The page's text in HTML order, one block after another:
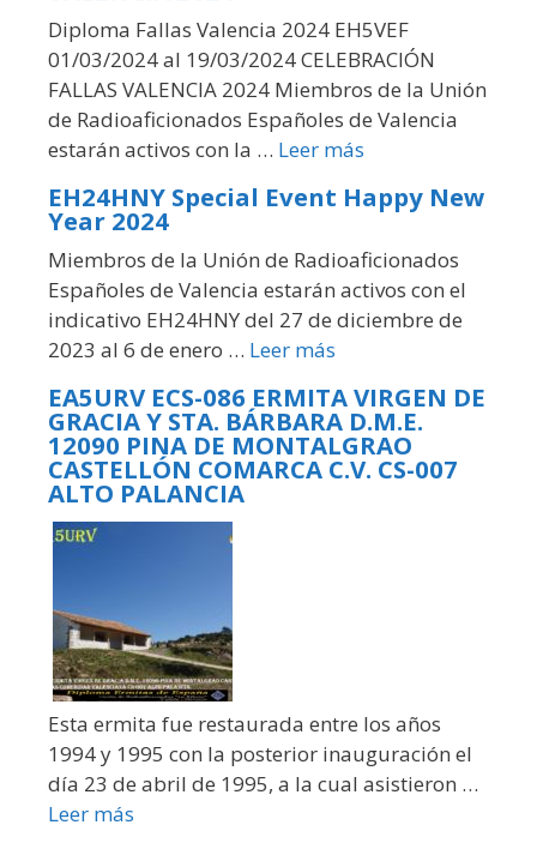
Diploma Fallas Valencia 2024 EH5VEF
01/03/2024 al 19/03/2024 CELEBRACIÓN
FALLAS VALENCIA 2024 Miembros de la Unión
de Radioaficionados Españoles de Valencia
estarán activos con la … Leer más
EH24HNY Special Event Happy New
Year 2024
Miembros de la Unión de Radioaficionados
Españoles de Valencia estarán activos con el
indicativo EH24HNY del 27 de diciembre de
2023 al 6 de enero … Leer más
EA5URV ECS-086 ERMITA VIRGEN DE
GRACIA Y STA. BÁRBARA D.M.E.
12090 PINA DE MONTALGRAO
CASTELLÓN COMARCA C.V. CS-007
ALTO PALANCIA
Esta ermita fue restaurada entre los años
1994 y 1995 con la posterior inauguración el
día 23 de abril de 1995, a la cual asistieron …
Leer más